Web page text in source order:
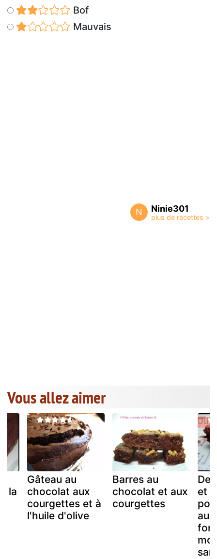
Bof
Mauvais
N Ninie301
Vous allez aimer
la
Gâteau au
chocolat aux
courgettes et à
l'huile d'olive
Barres au
chocolat et aux
courgettes
et
au